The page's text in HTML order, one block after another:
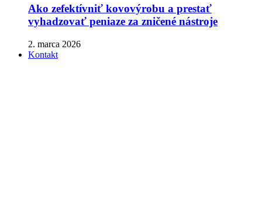
Ako zefektívniť kovovýrobu a prestať
vyhadzovať peniaze za zničené nástroje
2. marca 2026
Kontakt